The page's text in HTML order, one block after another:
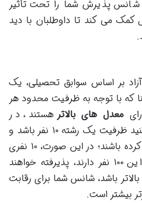
شانس پذیرش شما را تحت تأثیر
کمک می کند تا داوطلبان با دید
بر اساس سوابق تحصیلی، یک
که با توجه به ظرفیت محدود هر
معدل های بالاتر هستند، در
اولویت قرار می گیرند. فرض کنید ظرفیت یک رشته ۱۰ نفر باشد و
۱۰۰ نفر برای آن رشته ثبت نام کرده باشند؛ در این صورت، ۱۰ نفری
که بالاترین معدل را در بین این ۱۰۰ نفر دارند، پذیرفته خواهند
باشد، شانس شما برای رقابت
بیشتر است.